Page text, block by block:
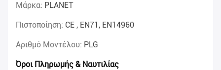
Μάρκα: PLANET
Πιστοποίηση: CE , EN71, EN14960
Αριθμό Μοντέλου: PLG
Όροι Πληρωμής & Ναυτιλίας